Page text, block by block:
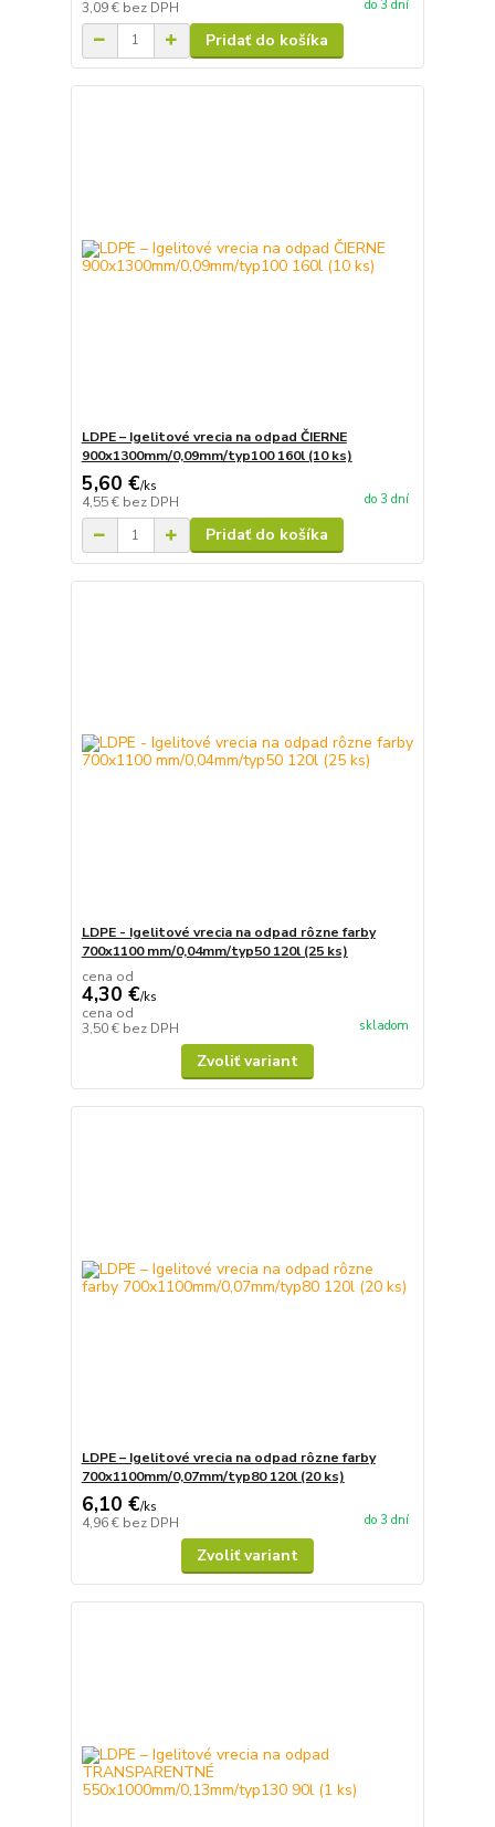
3,09 € bez DPH do 3 dní
Pridať do košíka
LDPE – Igelitové vrecia na odpad ČIERNE
900x1300mm/0,09mm/typ100 160l (10 ks)
5,60 €/ks
4,55 € bez DPH do 3 dní
Pridať do košíka
LDPE - Igelitové vrecia na odpad rôzne farby
700x1100 mm/0,04mm/typ50 120l (25 ks)
cena od
4,30 €/ks
cena od
3,50 € bez DPH skladom
Zvoliť variant
LDPE – Igelitové vrecia na odpad rôzne farby
700x1100mm/0,07mm/typ80 120l (20 ks)
6,10 €/ks
4,96 € bez DPH do 3 dní
Zvoliť variant